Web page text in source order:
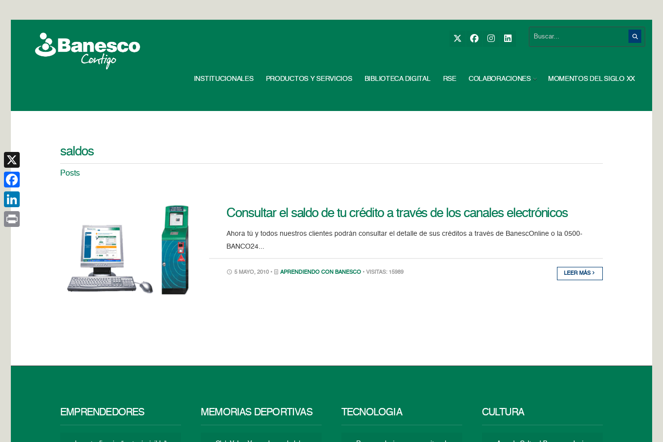
INSTITUCIONALES PRODUCTOS Y SERVICIOS BIBLIOTECA DIGITAL RSE COLABORACIONES MOMENTOS DEL SIGLO XX
saldos
Posts
Consultar el saldo de tu crédito a través de los canales electrónicos
Ahora tú y todos nuestros clientes podrán consultar el detalle de sus créditos a través de BanescOnline o la 0500-
BANCO24...
5 MAYO, 2010 • APRENDIENDO CON BANESCO • VISITAS: 15989 LEER MÁS
EMPRENDEDORES MEMORIAS DEPORTIVAS TECNOLOGÍA CULTURA
X
Facebook
LinkedIn